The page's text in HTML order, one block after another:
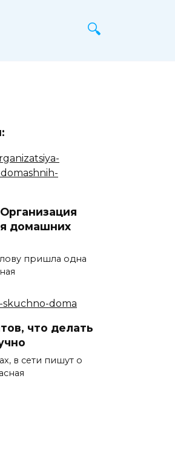
домашних
пришла одна
что делать
в сети пишут о